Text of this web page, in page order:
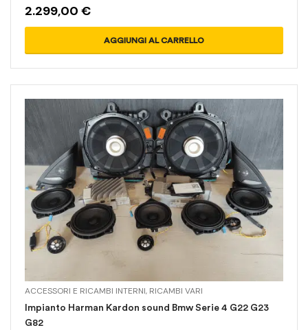
2.299,00 €
AGGIUNGI AL CARRELLO
ACCESSORI E RICAMBI INTERNI, RICAMBI VARI
Impianto Harman Kardon sound Bmw Serie 4 G22 G23
G82